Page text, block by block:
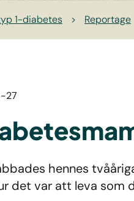
1-diabetes > Reportage
27
hennes
det var att leva som